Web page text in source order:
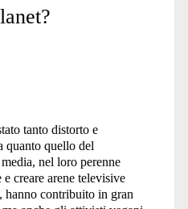
tanto distorto e
quanto quello del
nel loro perenne
creare arene televisive
hanno contribuito in gran